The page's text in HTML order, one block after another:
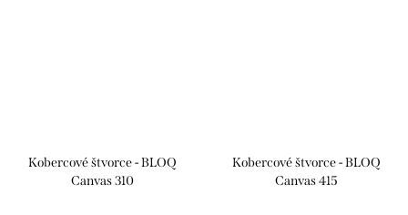
Kobercové štvorce - BLOQ
Canvas 310
Kobercové štvorce - BLOQ
Canvas 415